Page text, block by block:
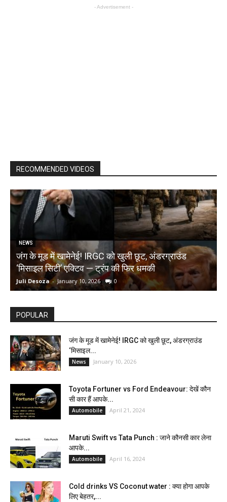
- Advertisement -
RECOMMENDED VIDEOS
NEWS
जंग के मूड में खामेनेई! IRGC को खुली छूट, अंडरग्राउंड
‘मिसाइल सिटी’ एक्टिव — ट्रंप की फिर धमकी
Juli Desoza - January 10, 2026 0
POPULAR
जंग के मूड में खामेनेई! IRGC को खुली छूट, अंडरग्राउंड
‘मिसाइल...
News January 10, 2026
Toyota Fortuner vs Ford Endeavour: देखें कौन
सी कार हैं आपके...
Automobile April 21, 2024
Maruti Swift vs Tata Punch : जाने कौनसी कार लेना
आपके...
Automobile April 16, 2024
Cold drinks VS Coconut water : क्या होगा आपके
लिए बेहतर,...